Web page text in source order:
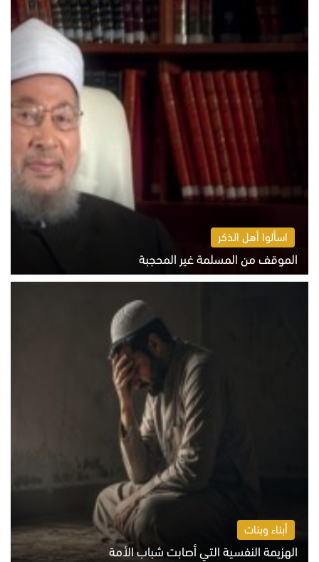
اسألوا أهل الذكر
الموقف من المسلمة غير المحجبة
الخميس 6 أغسطس 2026 10:45 ص
أبناء وبنات
الهزيمة النفسية التي أصابت شباب الأمة